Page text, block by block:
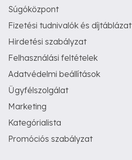
Súgóközpont
Fizetési tudnivalók és díjtáblázat
Hirdetési szabályzat
Felhasználási feltételek
Adatvédelmi beállítások
Ügyfélszolgálat
Marketing
Kategórialista
Promóciós szabályzat